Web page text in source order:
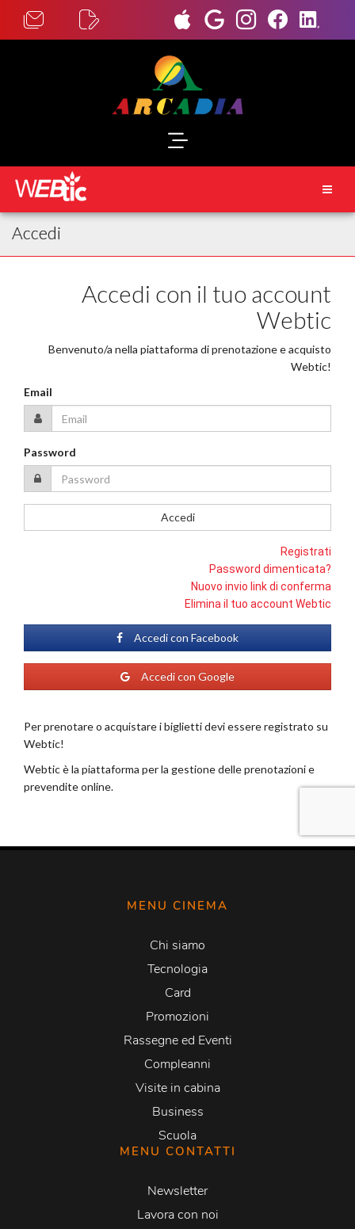
MENU CINEMA
Chi siamo
Tecnologia
Card
Promozioni
Rassegne ed Eventi
Compleanni
Visite in cabina
Business
Scuola
MENU CONTATTI
Newsletter
Lavora con noi